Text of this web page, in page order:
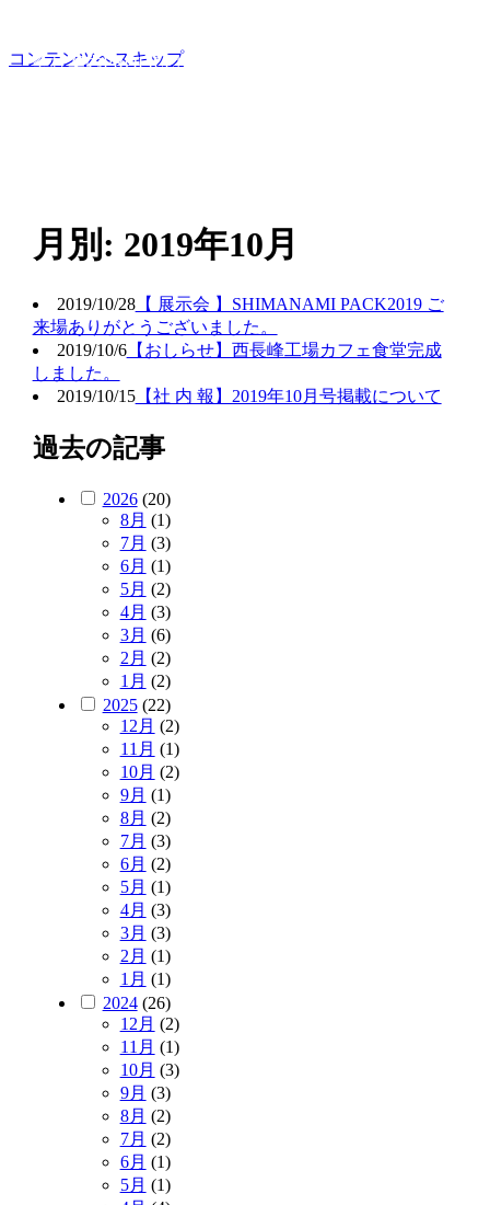
会社案内PROFILE採用案内
コンテンツへスキップ
月別: 2019年10月
2019/10/28【 展示会 】SHIMANAMI PACK2019 ご
来場ありがとうございました。
2019/10/6【おしらせ】西長峰工場カフェ食堂完成
しました。
2019/10/15【社 内 報】2019年10月号掲載について
過去の記事
2026(20)
8月 (1)
7月 (3)
6月 (1)
5月 (2)
4月 (3)
3月 (6)
2月 (2)
1月 (2)
2025(22)
12月 (2)
11月 (1)
10月 (2)
9月 (1)
8月 (2)
7月 (3)
6月 (2)
5月 (1)
4月 (3)
3月 (3)
2月 (1)
1月 (1)
2024(26)
12月 (2)
11月 (1)
10月 (3)
9月 (3)
8月 (2)
7月 (2)
6月 (1)
5月 (1)